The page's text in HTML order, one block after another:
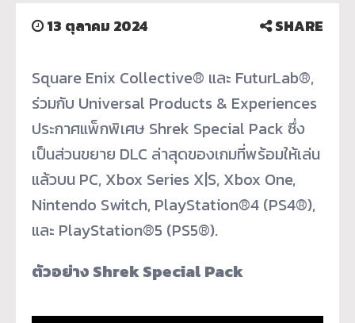
13 ตุลาคม 2024 SHARE
Square Enix Collective® และ FuturLab®,
ร่วมกับ Universal Products & Experiences
ประกาศแพ็กพิเศษ Shrek Special Pack ซึ่ง
เป็นส่วนขยาย DLC ล่าสุดของเกมที่พร้อมให้เล่น
แล้วบน PC, Xbox Series X|S, Xbox One,
Nintendo Switch, PlayStation®4 (PS4®),
และ PlayStation®5 (PS5®).
ตัวอย่าง Shrek Special Pack